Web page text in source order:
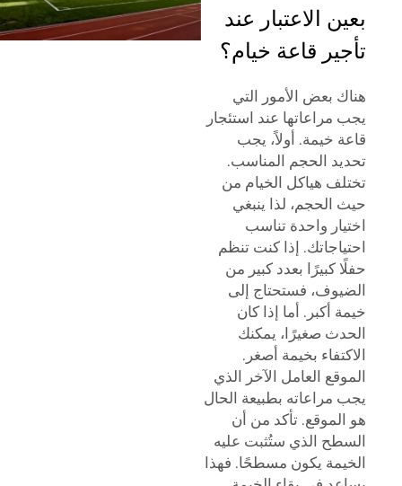
بعين الاعتبار عند
تأجير قاعة خيام؟
هناك بعض الأمور التي
يجب مراعاتها عند استئجار
قاعة خيمة. أولاً، يجب
تحديد الحجم المناسب.
تختلف هياكل الخيام من
حيث الحجم، لذا ينبغي
اختيار واحدة تناسب
احتياجاتك. إذا كنت تنظم
حفلًا كبيرًا بعدد كبير من
الضيوف، فستحتاج إلى
خيمة أكبر. أما إذا كان
الحدث صغيرًا، يمكنك
الاكتفاء بخيمة أصغر.
الموقع العامل الآخر الذي
يجب مراعاته بطبيعة الحال
هو الموقع. تأكد من أن
السطح الذي ستُثبت عليه
الخيمة يكون مسطحًا. فهذا